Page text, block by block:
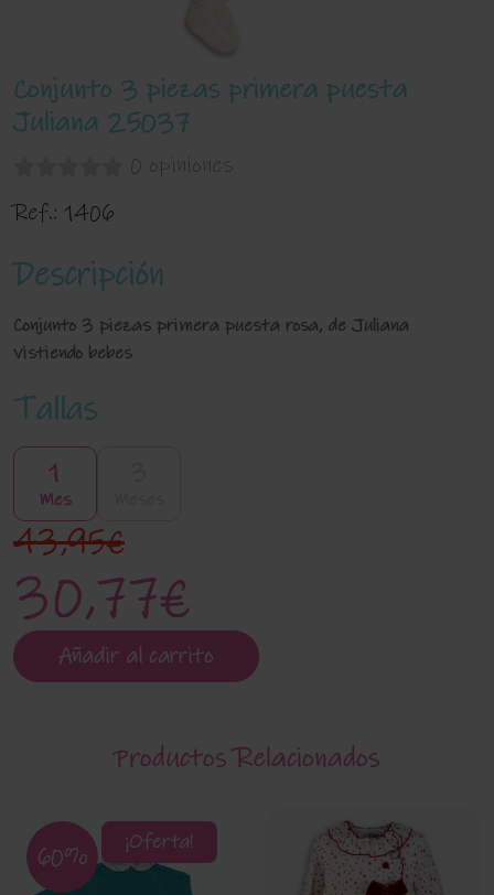
Conjunto 3 piezas primera puesta
Juliana 25037
0 opiniones
Ref.: 1406
Descripción
Conjunto 3 piezas primera puesta rosa, de Juliana
vistiendo bebes
Tallas
1
Mes
30,77€
43,95€
Añadir al carrito
Productos Relacionados
¡Oferta!
60%